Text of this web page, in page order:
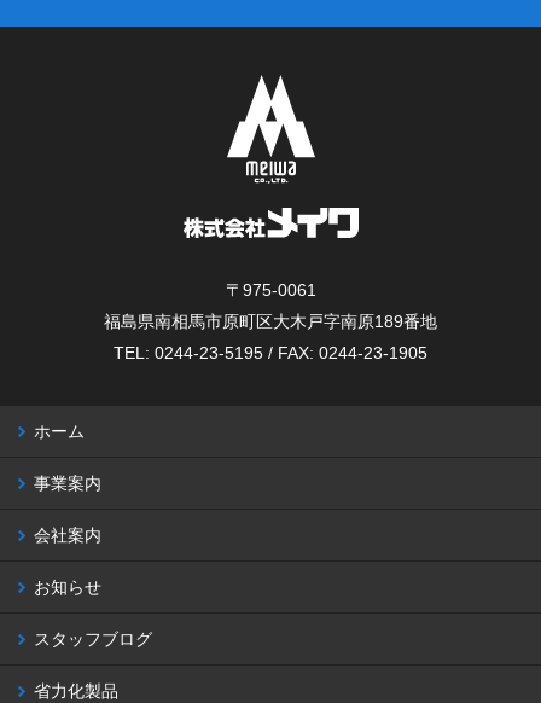
〒975-0061
福島県南相馬市原町区大木戸字南原189番地
TEL: 0244-23-5195 / FAX: 0244-23-1905
ホーム
事業案内
会社案内
お知らせ
スタッフブログ
省力化製品